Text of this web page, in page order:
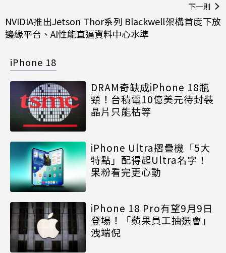
下一則
NVIDIA推出Jetson Thor系列 Blackwell架構首度下放
邊緣平台、AI性能直逼資料中心水準
iPhone 18
DRAM奇缺成iPhone 18瓶
頸！台積電10億美元待封裝
晶片只能枯等
iPhone Ultra摺疊機「5大
特點」配得起Ultra名字！
果粉看完更心動
iPhone 18 Pro有望9月9日
登場！「蘋果員工抽選會」
洩端倪